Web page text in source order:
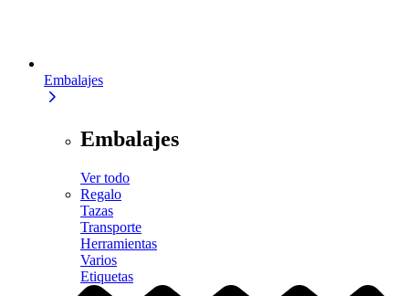
Embalajes
Embalajes
Ver todo
Regalo
Tazas
Transporte
Herramientas
Varios
Etiquetas